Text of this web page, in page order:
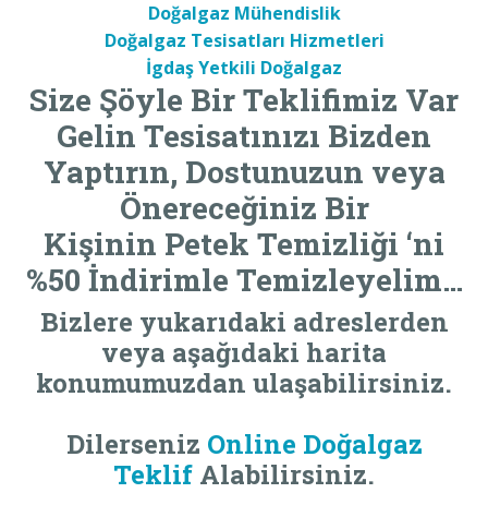
Doğalgaz Mühendislik
Doğalgaz Tesisatları Hizmetleri
İgdaş Yetkili Doğalgaz
Size Şöyle Bir Teklifimiz Var
Gelin Tesisatınızı Bizden
Yaptırın, Dostunuzun veya
Önereceğiniz Bir
Kişinin Petek Temizliği ‘ni
%50 İndirimle Temizleyelim…
Bizlere yukarıdaki adreslerden
veya aşağıdaki harita
konumumuzdan ulaşabilirsiniz.
Dilerseniz Online Doğalgaz
Teklif Alabilirsiniz.